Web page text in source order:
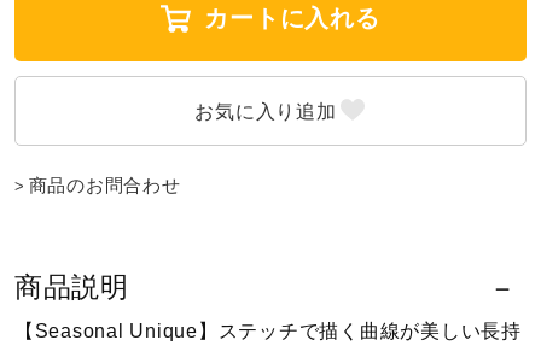
ウィンタースポーツ
ワーキング
ライフスタイルグッズ
カートに入れる
商品のお問合わせ
商品説明
【Seasonal Unique】ステッチで描く曲線が美しい長持